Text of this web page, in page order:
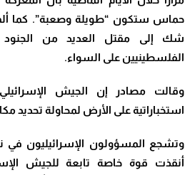
حماس ستكون “طويلة وصعبة”. كما
شك إلى مقتل العديد من الجنود
الفلسطينيين على السواء.
وقالت مصادر إن الجيش
استخباراتية على الأرض لمحاولة تحديد
وتشجع المسؤولون الإسرائيليون في
أنقذت قوة خاصة تابعة للجيش